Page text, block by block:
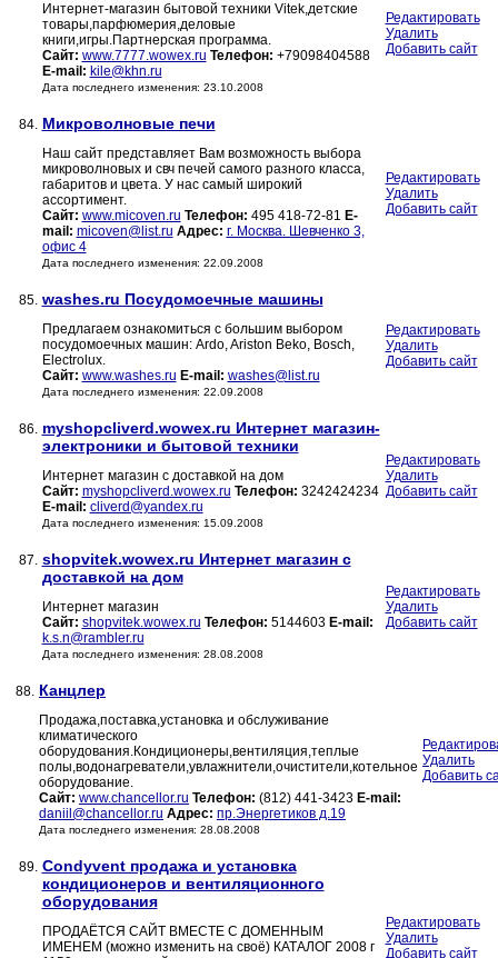
Интернет-магазин бытовой техники Vitek,детские
товары,парфюмерия,деловые
книги,игры.Партнерская программа.
Сайт: www.7777.wowex.ru Телефон: +79098404588
E-mail: kile@khn.ru
Дата последнего изменения: 23.10.2008
Редактировать
Удалить
Добавить сайт
84. Микроволновые печи
Наш сайт представляет Вам возможность выбора
микроволновых и свч печей самого разного класса,
габаритов и цвета. У нас самый широкий
ассортимент.
Сайт: www.micoven.ru Телефон: 495 418-72-81 E-
mail: micoven@list.ru Адрес: г. Москва. Шевченко 3,
офис 4
Дата последнего изменения: 22.09.2008
Редактировать
Удалить
Добавить сайт
85. washes.ru Посудомоечные машины
Предлагаем ознакомиться с большим выбором
посудомоечных машин: Ardo, Ariston Beko, Bosch,
Electrolux.
Сайт: www.washes.ru E-mail: washes@list.ru
Дата последнего изменения: 22.09.2008
Редактировать
Удалить
Добавить сайт
86. myshopcliverd.wowex.ru Интернет магазин-
электроники и бытовой техники
Интернет магазин с доставкой на дом
Сайт: myshopcliverd.wowex.ru Телефон: 3242424234
E-mail: cliverd@yandex.ru
Дата последнего изменения: 15.09.2008
Редактировать
Удалить
Добавить сайт
87. shopvitek.wowex.ru Интернет магазин с
доставкой на дом
Интернет магазин
Сайт: shopvitek.wowex.ru Телефон: 5144603 E-mail:
k.s.n@rambler.ru
Дата последнего изменения: 28.08.2008
Редактировать
Удалить
Добавить сайт
88. Канцлер
Продажа,поставка,установка и обслуживание
климатического
оборудования.Кондиционеры,вентиляция,теплые
полы,водонагреватели,увлажнители,очистители,котельное
оборудование.
Сайт: www.chancellor.ru Телефон: (812) 441-3423 E-mail:
daniil@chancellor.ru Адрес: пр.Энергетиков д.19
Дата последнего изменения: 28.08.2008
Удалить
Добавить
89. Condyvent продажа и установка
кондиционеров и вентиляционного
оборудования
ПРОДАЁТСЯ САЙТ ВМЕСТЕ С ДОМЕННЫМ
ИМЕНЕМ (можно изменить на своё) КАТАЛОГ 2008 г
Редактировать
Удалить
Добавить сайт